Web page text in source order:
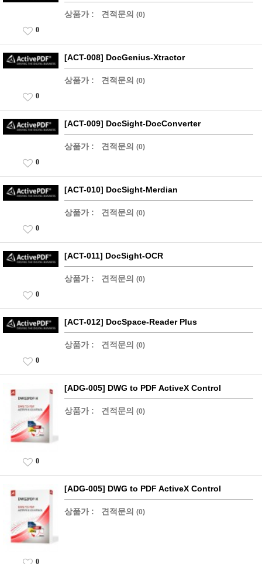
상품가 : 견적문의 (0)
0
[ACT-008] DocGenius-Xtractor
상품가 : 견적문의 (0)
0
[ACT-009] DocSight-DocConverter
상품가 : 견적문의 (0)
0
[ACT-010] DocSight-Merdian
상품가 : 견적문의 (0)
0
[ACT-011] DocSight-OCR
상품가 : 견적문의 (0)
0
[ACT-012] DocSpace-Reader Plus
상품가 : 견적문의 (0)
0
[ADG-005] DWG to PDF ActiveX Control
상품가 : 견적문의 (0)
0
[ADG-005] DWG to PDF ActiveX Control
상품가 : 견적문의 (0)
0